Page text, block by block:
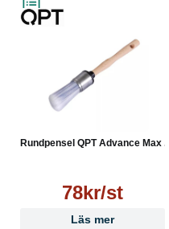
Rundpensel QPT Advance Max ...
78kr/st
Läs mer